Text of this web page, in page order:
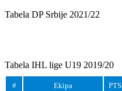
Tabela DP Srbije 2021/22
Tabela IHL lige U19 2019/20
# Ekipa PTS